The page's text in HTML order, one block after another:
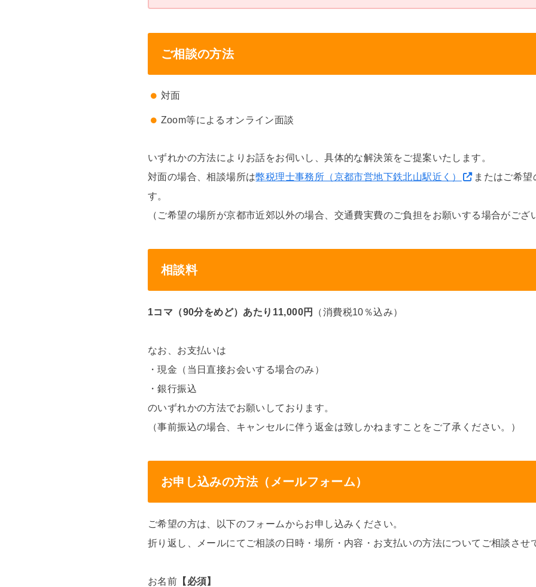
ご相談の方法
対面
Zoom等によるオンライン面談
いずれかの方法によりお話をお伺いし、具体的な解決策をご提案いたします。
対面の場合、相談場所は弊税理士事務所（京都市営地下鉄北山駅近く）
またはご希
す。
（ご希望の場所が京都市近郊以外の場合、交通費実費のご負担をお願いする場合がござ
相談料
1コマ（90分をめど）あたり11,000円 （消費税10％込み）
なお、お支払いは
・現金（当日直接お会いする場合のみ）
・銀行振込
のいずれかの方法でお願いしております。
（事前振込の場合、キャンセルに伴う返金は致しかねますことをご了承ください。）
お申し込みの方法（メールフォーム）
ご希望の方は、以下のフォームからお申し込みください。
折り返し、メールにてご相談の日時・場所・内容・お支払いの方法についてご相談させ
お名前 【必須】